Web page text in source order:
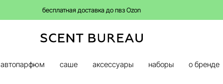
бесплатная доставка до пвз Ozon
автопарфюм саше аксессуары наборы о бренде